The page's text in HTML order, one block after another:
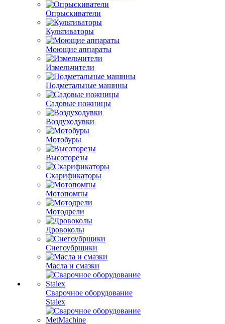
Опрыскиватели
Культиваторы
Моющие аппараты
Измельчители
Подметальные машины
Садовые ножницы
Воздуходувки
Мотобуры
Высоторезы
Скарификаторы
Мотопомпы
Мотодрели
Дровоколы
Снегоубрщики
Масла и смазки
Сварочное оборудование
Stalex